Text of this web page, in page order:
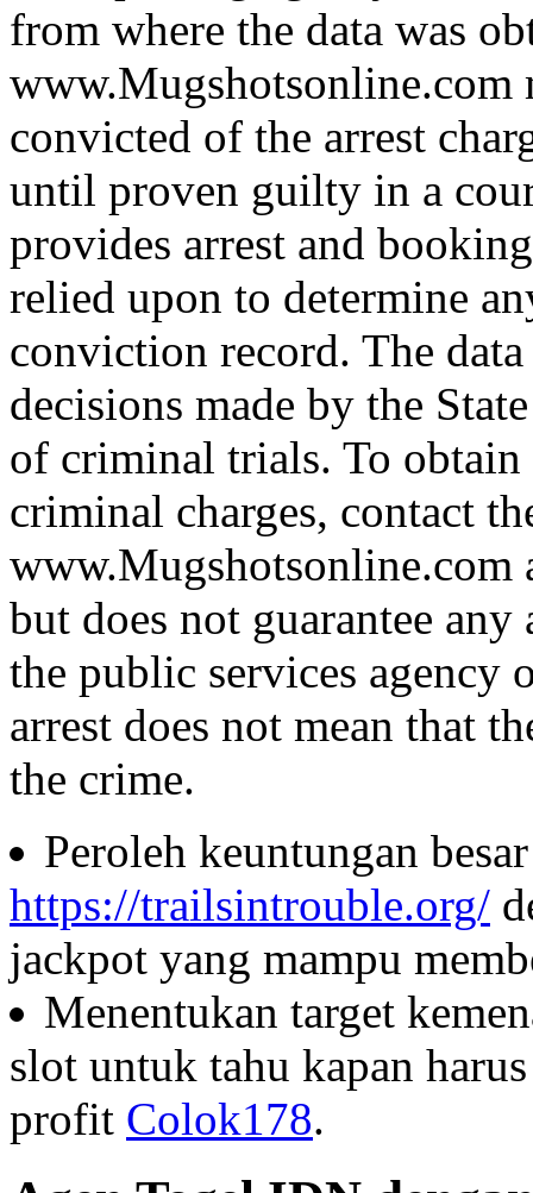
from where the data was
www.Mugshotsonline.com
convicted of the arrest
until proven guilty in a
provides arrest and
relied upon to determine
conviction record. The
decisions made by the
of criminal trials. To
criminal charges, contact
www.Mugshotsonline.com
but does not guarantee
the public services
arrest does not mean that
the crime.
Peroleh keuntungan
https://trailsintrouble.org/
jackpot yang mampu
Menentukan target
slot untuk tahu kapan
profit Colok178.